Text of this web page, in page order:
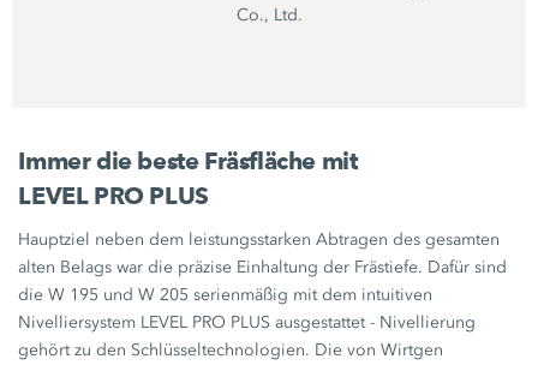
Co., Ltd.
Immer die beste Fräsfläche mit
LEVEL PRO PLUS
Hauptziel neben dem leistungsstarken Abtragen des gesamten
alten Belags war die präzise Einhaltung der Frästiefe. Dafür sind
dieW 195 undW 205 serienmäßig mit dem intuitiven
Nivelliersystem LEVEL PRO PLUS ausgestattet - Nivellierung
gehört zu den Schlüsseltechnologien. Die von Wirtgen